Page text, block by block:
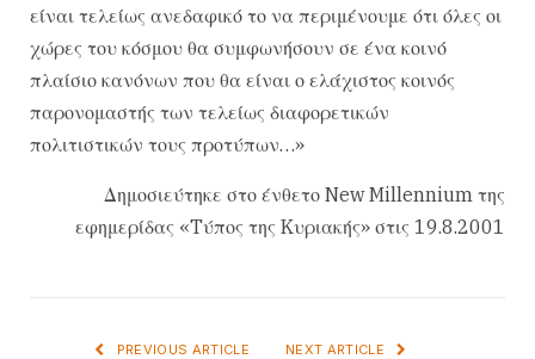
είναι τελείως ανεδαφικό το να περιμένουμε ότι όλες οι
χώρες του κόσμου θα συμφωνήσουν σε ένα κοινό
πλαίσιο κανόνων που θα είναι ο ελάχιστος κοινός
παρονομαστής των τελείως διαφορετικών
πολιτιστικών τους προτύπων…»
Δημοσιεύτηκε στο ένθετο New Millennium της
εφημερίδας «Tύπος της Kυριακής» στις 19.8.2001
PREVIOUS ARTICLE NEXT ARTICLE